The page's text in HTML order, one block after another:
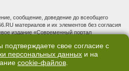
сообщение, доведение до всеобщего
материалов и их элементов без согласия
издание «Современный портал
технологий и массовых коммуникаций
номер ЭЛ № ФС 77 - 76634 от 02.09.2019
ответственностью "66.ру". Юридический
подтверждаете свое согласие с
персональных данных и на
cookie-файлов.